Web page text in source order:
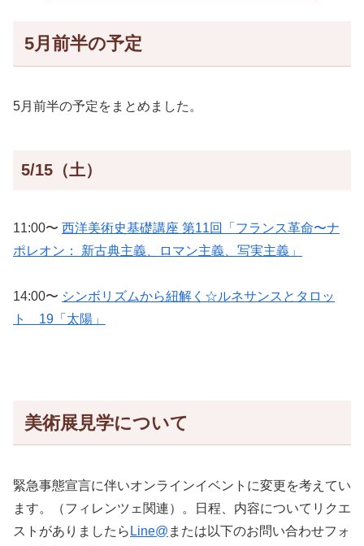
5月前半の予定
5月前半の予定をまとめました。
5/15（土）
11:00〜 西洋美術史基礎講座 第11回「フランス革命〜ナ
ポレオン： 新古典主義、ロマン主義、写実主義」
14:00〜 シンボリズムから紐解く☆ルネサンスとタロッ
ト 19「太陽」
美術展見学について
緊急事態宣言に伴いオンラインイベントに変更を考えてい
ます。（フィレンツェ関連）。日程、内容についてリクエ
ストがありましたら Line@ または以下のお問い合わせフォ